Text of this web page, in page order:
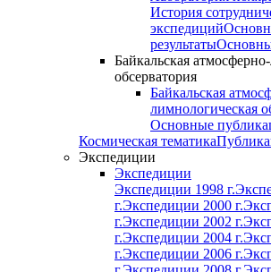
История
экспедиций
результаты
Байкальская
обсерватория
Байкальская
лимнологическая
Основные
Космическая тематика
Экспедиции
Экспедиции
Экспедиции 1998 г.
г.Экспедиции 2000 г.
г.Экспедиции 2002 г.
г.Экспедиции 2004 г.
г.Экспедиции 2006 г.